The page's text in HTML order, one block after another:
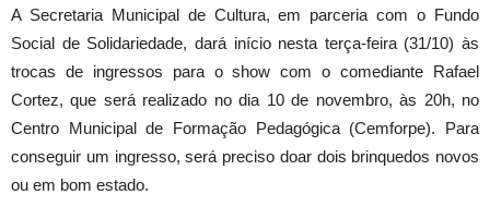
A Secretaria Municipal de Cultura, em parceria com o Fundo
Social de Solidariedade, dará início nesta terça-feira (31/10) às
trocas de ingressos para o show com o comediante Rafael
Cortez, que será realizado no dia 10 de novembro, às 20h, no
Centro Municipal de Formação Pedagógica (Cemforpe). Para
conseguir um ingresso, será preciso doar dois brinquedos novos
ou em bom estado.